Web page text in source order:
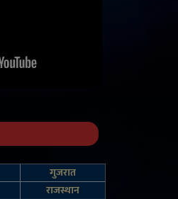
गुजरात
राजस्थान